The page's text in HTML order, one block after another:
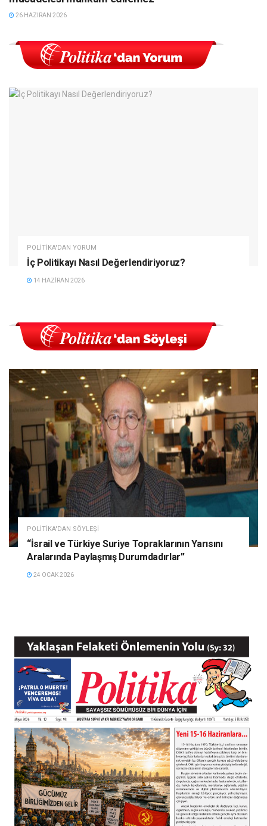
26 HAZIRAN 2026
POLITIKA'DAN YORUM
İç Politikayı Nasıl Değerlendiriyoruz?
14 HAZIRAN 2026
POLITIKA'DAN SÖYLEŞI
“İsrail ve Türkiye Suriye Topraklarının Yarısını
Aralarında Paylaşmış Durumdadırlar”
24 OCAK 2026